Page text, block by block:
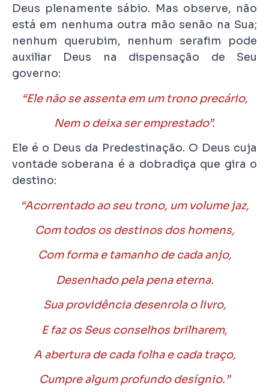
Deus plenamente sábio. Mas observe, não
está em nenhuma outra mão senão na Sua;
nenhum querubim, nenhum serafim pode
auxiliar Deus na dispensação de Seu
governo:
“Ele não se assenta em um trono precário,
Nem o deixa ser emprestado”.
Ele é o Deus da Predestinação. O Deus cuja
vontade soberana é a dobradiça que gira o
destino:
“Acorrentado ao seu trono, um volume jaz,
Com todos os destinos dos homens,
Com forma e tamanho de cada anjo,
Desenhado pela pena eterna.
Sua providência desenrola o livro,
E faz os Seus conselhos brilharem,
A abertura de cada folha e cada traço,
Cumpre algum profundo desígnio.”